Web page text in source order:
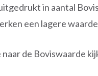
in aantal
een lagere
de Boviswaarde